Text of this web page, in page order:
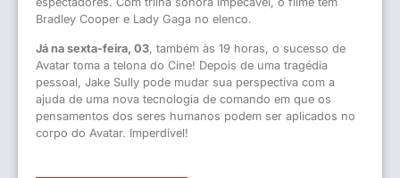
Bradley Cooper e Lady Gaga no elenco.
Já na sexta-feira, 03, também às 19 horas, o sucesso de
Avatar toma a telona do Cine! Depois de uma tragédia
pessoal, Jake Sully pode mudar sua perspectiva com a
ajuda de uma nova tecnologia de comando em que os
pensamentos dos seres humanos podem ser aplicados no
corpo do Avatar. Imperdível!